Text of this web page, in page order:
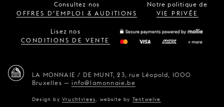
Consultez nos
OFFRES D’EMPLOI & AUDITIONS
Notre politique de
VIE PRIVÉE
Lisez nos
CONDITIONS DE VENTE
LA MONNAIE / DE MUNT, 23, rue Léopold, 1000
Bruxelles —info@lamonnaie.be
Design byVruchtvlees website by Tentwelve